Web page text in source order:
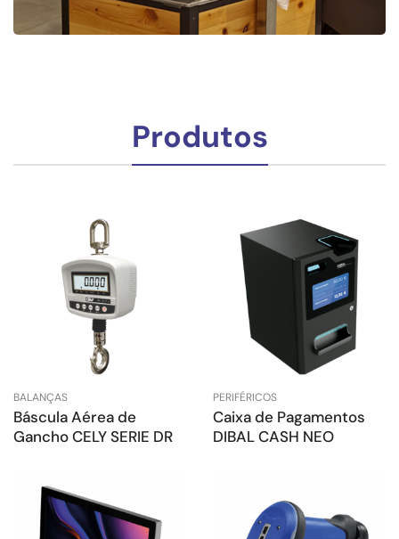
Produtos
BALANÇAS
Báscula Aérea de
Gancho CELY SERIE DR
PERIFÉRICOS
Caixa de Pagamentos
DIBAL CASH NEO